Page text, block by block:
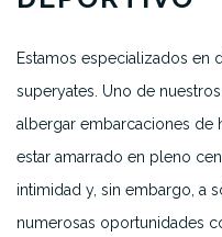
Estamos especializados en
superyates. Uno de
albergar embarcaciones de
estar amarrado en pleno
intimidad y, sin embargo, a
numerosas oportunidades